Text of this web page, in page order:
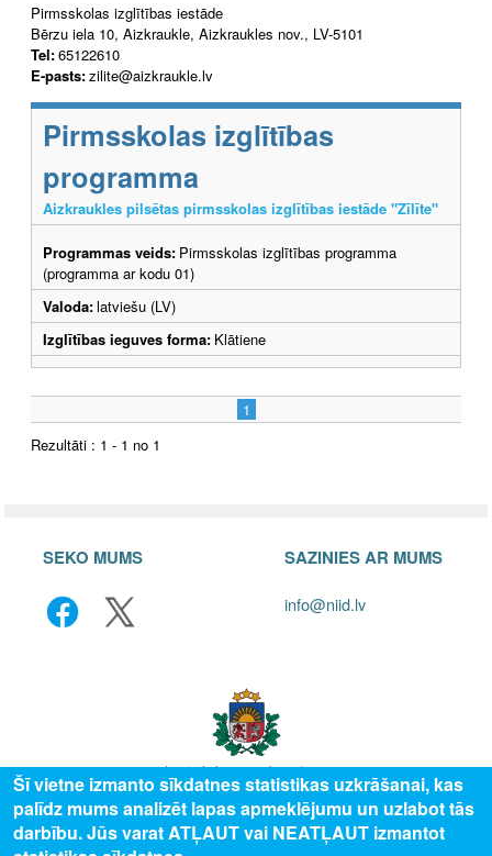
Pirmsskolas izglītības iestāde
Bērzu iela 10, Aizkraukle, Aizkraukles nov., LV-5101
Tel:65122610
E-pasts:zilite@aizkraukle.lv
Pirmsskolas izglītības
programma
Aizkraukles pilsētas pirmsskolas izglītības iestāde "Zīlīte"
Programmas veids: Pirmsskolas izglītības programma
(programma ar kodu 01)
Valoda:latviešu (LV)
Izglītības ieguves forma: Klātiene
1
Rezultāti : 1 - 1 no 1
SEKO MUMS SAZINIES AR MUMS
info@niid.lv
© 2025 Valsts izglītības attīstības aģentūra, publicētā satura visas tiesības
Šī vietne izmanto sīkdatnes statistikas uzkrāšanai, kas
palīdz mums analizēt lapas apmeklējumu un uzlabot tās
darbību. Jūs varat ATĻAUT vai NEATĻAUT izmantot